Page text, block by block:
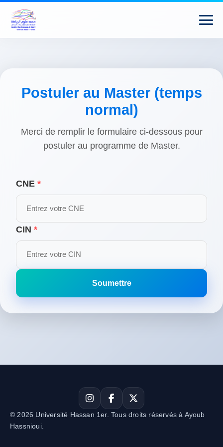
Postuler au Master (temps
normal)
Merci de remplir le formulaire ci-dessous pour
postuler au programme de Master.
CNE *
CIN *
Soumettre
© 2026 Université Hassan 1er. Tous droits réservés à Ayoub
Hassnioui.